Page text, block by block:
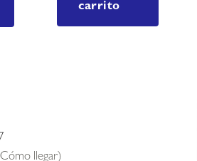
carrito
llegar)